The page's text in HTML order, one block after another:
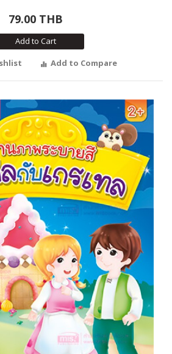
79.00 THB
Add to Cart
Add to Compare